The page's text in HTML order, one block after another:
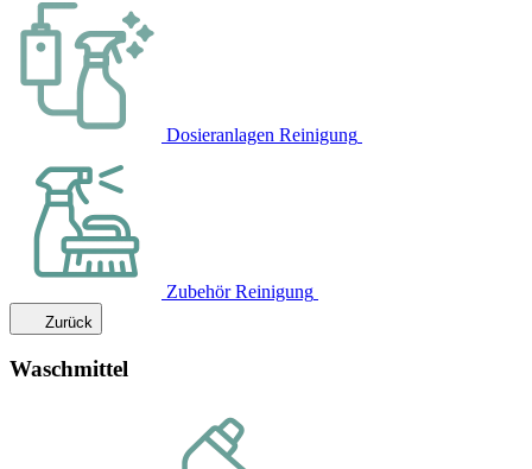
Dosieranlagen Reinigung
Zubehör Reinigung
Zurück
Waschmittel